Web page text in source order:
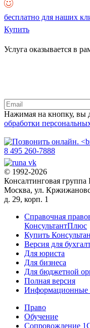
бесплатно для наших
Купить
Услуга оказывается в
Нажимая на кнопку, вы
обработки
8 495 260-7888
© 1992-2026
Консалтинговая
Москва, ул.
д. 29, корп. 1
Справочная
КонсультантПлюс
Купить
Версия для
Для юриста
Для бизнеса
Для бюджетной
Полная версия
Информационные
Право
Обучение
Сопровождение